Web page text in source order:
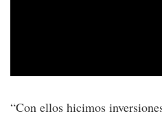
“Con ellos hicimos